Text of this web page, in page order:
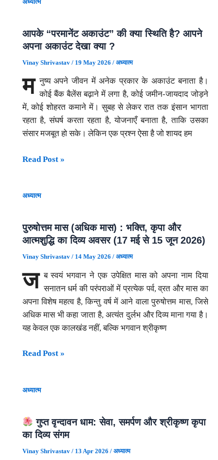
अध्यात्म
आपके “परमानेंट अकाउंट” की क्या स्थिति है? आपने
अपना अकाउंट देखा क्या ?
Vinay Shrivastav / 19 May 2026 / अध्यात्म
म नुष्य अपने जीवन में अनेक प्रकार के अकाउंट बनाता है।
कोई बैंक बैलेंस बढ़ाने में लगा है, कोई जमीन-जायदाद जोड़ने
में, कोई शोहरत कमाने में। सुबह से लेकर रात तक इंसान भागता
रहता है, संघर्ष करता रहता है, योजनाएँ बनाता है, ताकि उसका
संसार मजबूत हो सके। लेकिन एक प्रश्न ऐसा है जो शायद हम
आपके
की
स्थिति
है?
अकाउंट
क्या
?
Read Post »
अध्यात्म
पुरुषोत्तम मास (अधिक मास) : भक्ति, कृपा और
आत्मशुद्धि का दिव्य अवसर (17 मई से 15 जून 2026)
Vinay Shrivastav / 14 May 2026 / अध्यात्म
ज ब स्वयं भगवान ने एक उपेक्षित मास को अपना नाम दिया
सनातन धर्म की परंपराओं में प्रत्येक पर्व, व्रत और मास का
अपना विशेष महत्व है, किन्तु वर्ष में आने वाला पुरुषोत्तम मास, जिसे
अधिक मास भी कहा जाता है, अत्यंत दुर्लभ और दिव्य माना गया है।
यह केवल एक कालखंड नहीं, बल्कि भगवान श्रीकृष्ण
पुरुषोत्तम
मास)
भक्ति,
कृपा
Read Post »
अध्यात्म
गुप्त वृन्दावन धाम: सेवा, समर्पण और श्रीकृष्ण कृपा
का दिव्य संगम
Vinay Shrivastav / 13 Apr 2026 / अध्यात्म